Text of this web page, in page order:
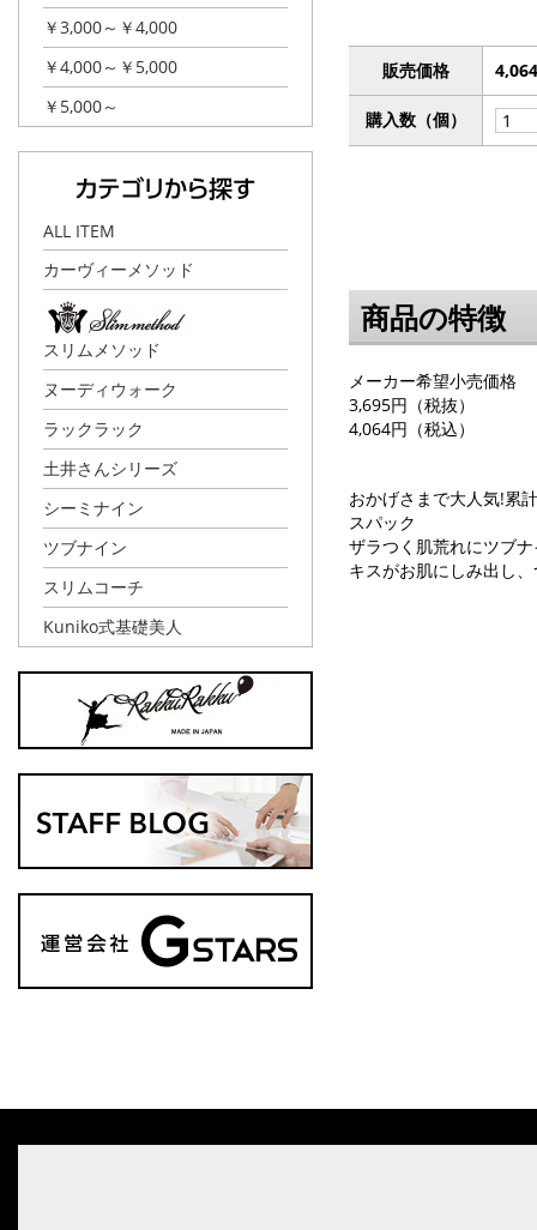
販売価格
購入数（個）
商品の特徴
メーカー希望小売価格
3,695円（税抜）
4,064円（税込）
おかげさまで大人気!累
スパック
ザラつく肌荒れにツブ
キスがお肌にしみ出し
￥3,000～￥4,000
￥4,000～￥5,000
￥5,000～
ALL ITEM
カーヴィーメソッド
スリムメソッド
ヌーディウォーク
ラックラック
土井さんシリーズ
シーミナイン
ツブナイン
スリムコーチ
Kuniko式基礎美人